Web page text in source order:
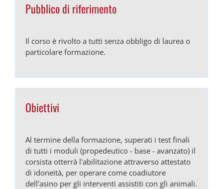
Pubblico di riferimento
Il corso è rivolto a tutti senza obbligo di laurea o
particolare formazione.
Obiettivi
Al termine della formazione, superati i test finali
di tutti i moduli (propedeutico - base - avanzato) il
corsista otterrà l'abilitazione attraverso attestato
di idoneità, per operare come coadiutore
dell'asino per gli interventi assistiti con gli animali.